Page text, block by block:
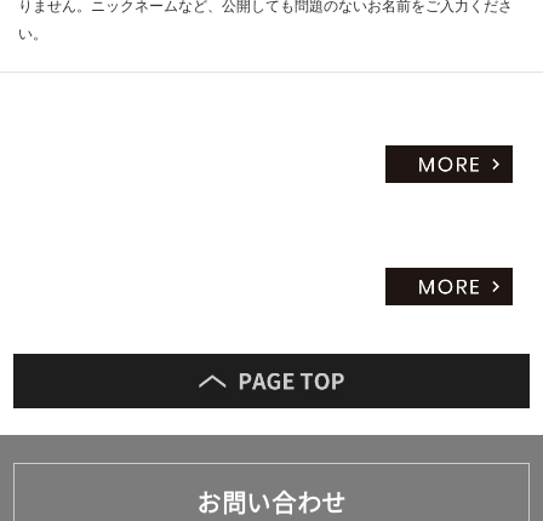
りません。ニックネームなど、公開しても問題のないお名前をご入力くださ
い。
お問い合わせ